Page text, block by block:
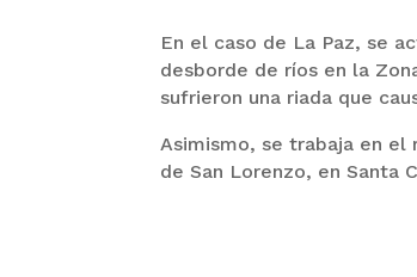
En el caso de La Paz, se
desborde de ríos en la
sufrieron una riada que
Asimismo, se trabaja en el
de San Lorenzo, en Santa